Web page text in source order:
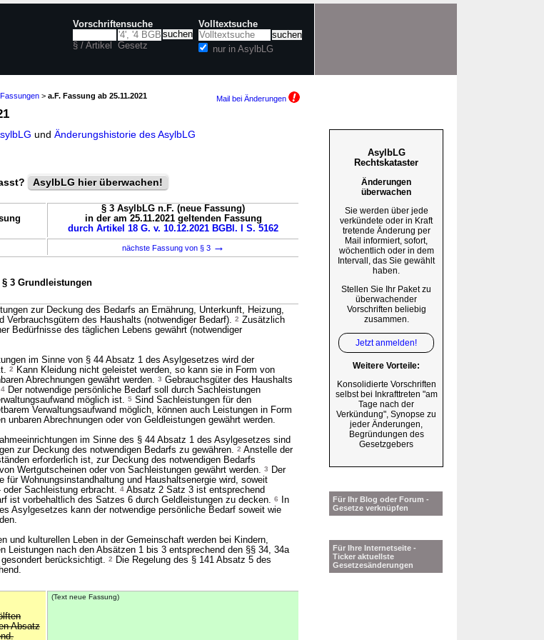
Vorschriftensuche
§ / Artikel Gesetz
Volltextsuche
nur in AsylbLG
> a.F. Fassung ab 25.11.2021 Mail bei Änderungen
und Änderungshistorie des AsylbLG
AsylbLG hier überwachen!
§ 3 AsylbLG n.F. (neue Fassung)
in der am 25.11.2021 geltenden Fassung
durch Artikel 18 G. v. 10.12.2021 BGBl. I S. 5162
nächste Fassung von § 3 →
§ 3 Grundleistungen
zur Deckung des Bedarfs an Ernährung, Unterkunft, Heizung,
Verbrauchsgütern des Haushalts (notwendiger Bedarf). 2 Zusätzlich
Bedürfnisse des täglichen Lebens gewährt (notwendiger
im Sinne von § 44 Absatz 1 des Asylgesetzes wird der
2
Kann Kleidung nicht geleistet werden, so kann sie in Form von
Abrechnungen gewährt werden. 3 Gebrauchsgüter des Haushalts
4 Der notwendige persönliche Bedarf soll durch Sachleistungen
möglich ist. 5 Sind Sachleistungen für den
Verwaltungsaufwand möglich, können auch Leistungen in Form
unbaren Abrechnungen oder von Geldleistungen gewährt werden.
im Sinne des § 44 Absatz 1 des Asylgesetzes sind
zur Deckung des notwendigen Bedarfs zu gewähren. 2 Anstelle der
erforderlich ist, zur Deckung des notwendigen Bedarfs
Wertgutscheinen oder von Sachleistungen gewährt werden. 3
Der
für Wohnungsinstandhaltung und Haushaltsenergie wird, soweit
Sachleistung erbracht. 4 Absatz 2 Satz 3 ist entsprechend
ist vorbehaltlich des Satzes 6 durch Geldleistungen zu decken. 6
In
Asylgesetzes kann der notwendige persönliche Bedarf soweit wie
und kulturellen Leben in der Gemeinschaft werden bei Kindern,
Leistungen nach den Absätzen 1 bis 3 entsprechend den §§ 34, 34a
berücksichtigt. 2
Die Regelung des § 141 Absatz 5 des
Absatz
(Text neue Fassung)
AsylbLG
Rechtskataster
Änderungen
überwachen
Sie werden über jede
verkündete oder in Kraft
tretende Änderung per
Mail informiert, sofort,
wöchentlich oder in dem
Intervall, das Sie gewählt
haben.
Stellen Sie Ihr Paket zu
überwachender
Vorschriften beliebig
zusammen.
Jetzt anmelden!
Weitere Vorteile:
Konsolidierte Vorschriften
selbst bei Inkrafttreten "am
Tage nach der
Verkündung", Synopse zu
jeder Änderungen,
Begründungen des
Gesetzgebers
Für Ihr Blog oder Forum -
Gesetze verknüpfen
Für Ihre Internetseite -
Ticker aktuellste
Gesetzesänderungen